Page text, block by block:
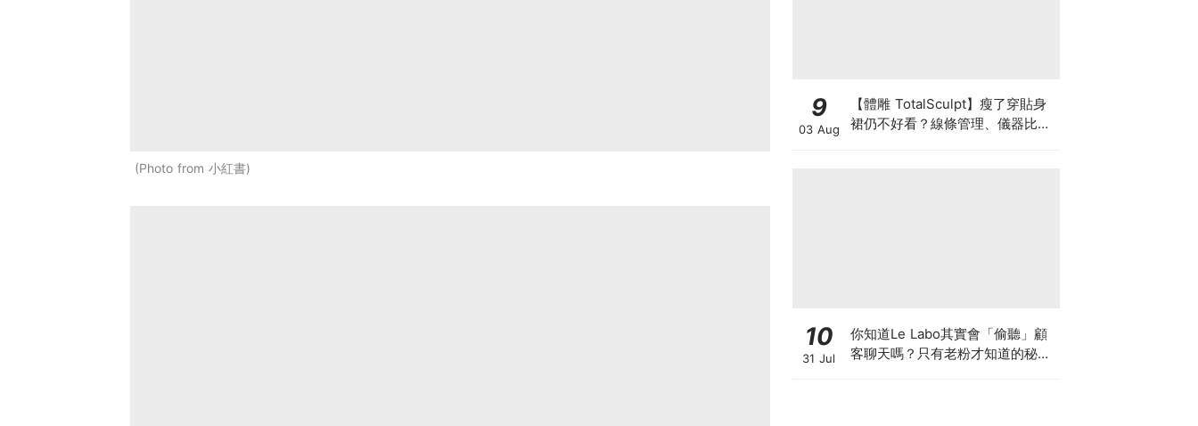
Photo from 小紅書
9
03 Aug
【體雕 TotalSculpt】瘦了穿貼身
裙仍不好看？線條管理、儀器比較
10
31 Jul
你知道Le Labo其實會「偷聽」顧
客聊天嗎？只有老粉才知道的秘密